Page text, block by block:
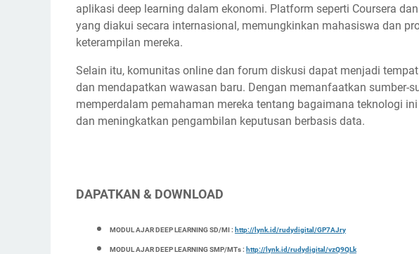
aplikasi deep learning dalam ekonomi. Platform seperti Coursera
yang diakui secara internasional, memungkinkan mahasiswa dan
keterampilan mereka.
Selain itu, komunitas online dan forum diskusi dapat menjadi
dan mendapatkan wawasan baru. Dengan memanfaatkan sumber-
memperdalam pemahaman mereka tentang bagaimana teknologi
dan meningkatkan pengambilan keputusan berbasis data.
DAPATKAN & DOWNLOAD
MODUL AJAR DEEP LEARNING SD/MI : http://lynk.id/rudydigital/GP7AJry
MODUL AJAR DEEP LEARNING SMP/MTs : http://lynk.id/rudydigital/vzQ9QLk